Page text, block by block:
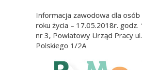
Informacja zawodowa dla
roku życia – 17.05.2018r. godz.
nr 3, Powiatowy Urząd Pracy
Polskiego 1/2A